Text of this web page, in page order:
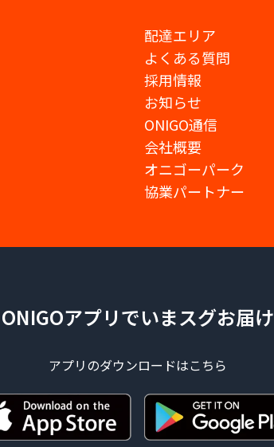
配達エリア
よくある質問
採用情報
お知らせ
ONIGO通信
会社概要
オニゴーパーク
協業パートナー
ONIGOアプリでいまスグお届け
アプリのダウンロードはこちら